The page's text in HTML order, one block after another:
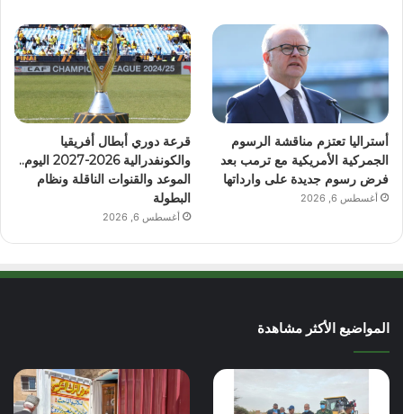
أستراليا تعتزم مناقشة الرسوم
الجمركية الأمريكية مع ترمب بعد
فرض رسوم جديدة على وارداتها
أغسطس 6, 2026
قرعة دوري أبطال أفريقيا
والكونفدرالية 2026-2027 اليوم..
الموعد والقنوات الناقلة ونظام
البطولة
أغسطس 6, 2026
المواضيع الأكثر مشاهدة